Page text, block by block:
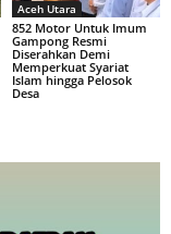
Aceh Utara
852 Motor Untuk Imum
Gampong Resmi
Diserahkan Demi
Memperkuat Syariat
Islam hingga Pelosok
Desa